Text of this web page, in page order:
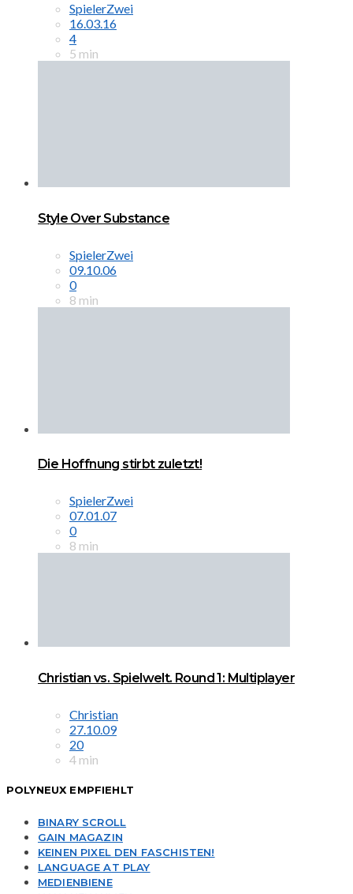
SpielerZwei
16.03.16
4
5 min
Style Over Substance
SpielerZwei
09.10.06
0
8 min
Die Hoffnung stirbt zuletzt!
SpielerZwei
07.01.07
0
8 min
Christian vs. Spielwelt. Round 1: Multiplayer
Christian
27.10.09
20
4 min
POLYNEUX EMPFIEHLT
BINARY SCROLL
GAIN MAGAZIN
KEINEN PIXEL DEN FASCHISTEN!
LANGUAGE AT PLAY
MEDIENBIENE